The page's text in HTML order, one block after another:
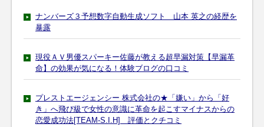
ナンバーズ３予想数字自動生成ソフト 山本 英之の経歴を
暴露
現役ＡＶ男優スパーキー佐藤が教える超早漏対策【早漏革
命】の効果が気になる！体験ブログの口コミ
プレストエージェンシー 株式会社の★「嫌い」から「好
き」へ飛び級で女性の意識に革命を起こすマイナスからの
恋愛成功法[TEAM-S.I.H] 評価とクチコミ